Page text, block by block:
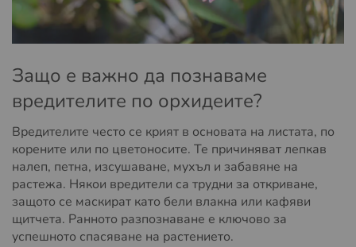
Защо е важно да познаваме
вредителите по орхидеите?
Вредителите често се крият в основата на листата, по
корените или по цветоносите. Те причиняват лепкав
налеп, петна, изсушаване, мухъл и забавяне на
растежа. Някои вредители са трудни за откриване,
защото се маскират като бели влакна или кафяви
щитчета. Ранното разпознаване е ключово за
успешното спасяване на растението.